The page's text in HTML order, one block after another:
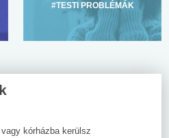
#TESTI PROBLÉMÁK
kórházba kerülsz